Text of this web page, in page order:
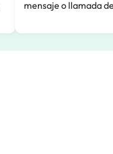
mensaje o llamada